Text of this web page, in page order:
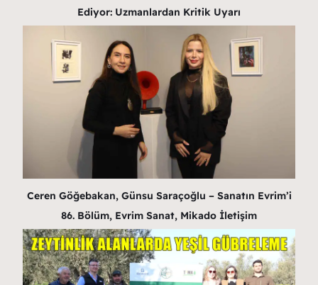
Ediyor: Uzmanlardan Kritik Uyarı
Ceren Göğebakan, Günsu Saraçoğlu – Sanatın Evrim’i
86. Bölüm, Evrim Sanat, Mikado İletişim